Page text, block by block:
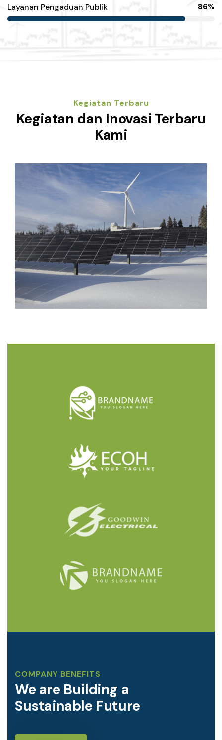
Layanan Pengaduan Publik 86%
Kegiatan Terbaru
Kegiatan dan Inovasi Terbaru
Kami
COMPANY BENEFITS
We are Building a
Sustainable Future